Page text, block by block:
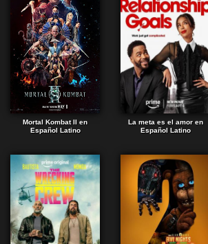
Mortal Kombat II en
Español Latino
La meta es el amor en
Español Latino